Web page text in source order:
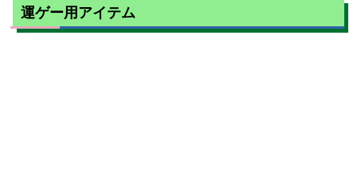
運ゲー用アイテム